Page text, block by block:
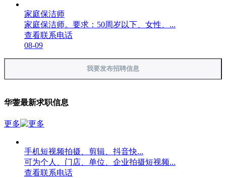
家庭保洁师
家庭保洁师。要求：50周岁以下、女性、...
查看联系电话
08-09
我要发布招聘信息
华蓥最新求职信息
更多
手机短视频拍摄、剪辑、抖音快...
可为个人、门店、单位、企业拍摄短视频...
查看联系电话